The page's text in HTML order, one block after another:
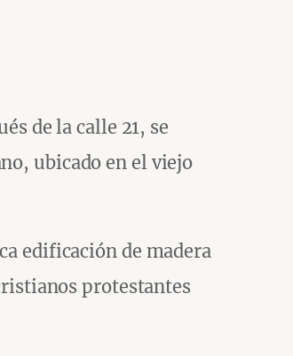
de la calle 21, se
ubicado en el viejo
edificación de madera
protestantes